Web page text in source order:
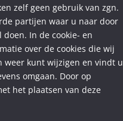
zelf geen gebruik van zgn.
partijen waar u naar door
In de cookie- en
over de cookies die wij
weer kunt wijzigen en vindt u
omgaan. Door op
het plaatsen van deze